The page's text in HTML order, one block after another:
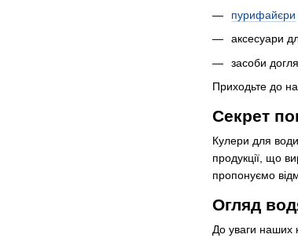
пурифайєри
аксесуари
засоби
Приходьте до
Секрет
Кулери для води
продукції, що
пропонуємо
Огляд
До уваги наших